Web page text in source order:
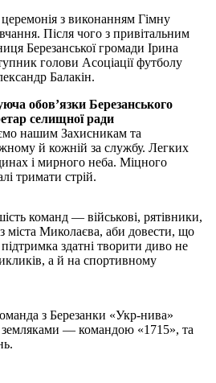
з виконанням Гімну
Після чого з привітальним
Березанської громади Ірина
голови Асоціації футболу
Балакін.
обов’язки Березанського
селищної ради
нашим Захисникам та
й кожній за службу. Легких
і мирного неба. Міцного
тримати стрій.
команд — військові, рятівники,
міста Миколаєва, аби довести, що
підтримка здатні творити диво не
а й на спортивному
з Березанки «Укр-нива»
земляками — командою «1715», та